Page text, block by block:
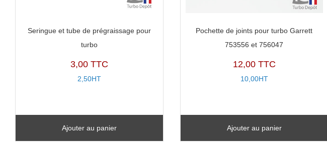
Seringue et tube de prégraissage pour
turbo
3,00 TTC
2,50HT
Ajouter au panier
Pochette de joints pour turbo Garrett
753556 et 756047
12,00 TTC
10,00HT
Ajouter au panier